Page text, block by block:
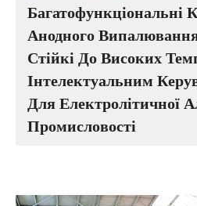
Багатофункціональні
Анодного
Стійкі До Високих
Інтелектуальним
Для Електролітичної
Промисловості